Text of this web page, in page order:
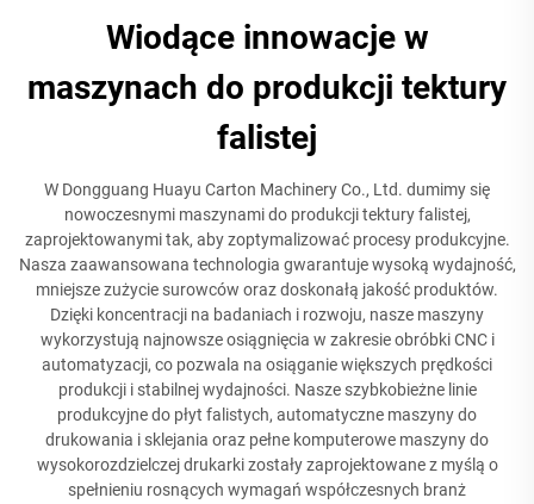
Wiodące innowacje w
maszynach do produkcji tektury
falistej
W Dongguang Huayu Carton Machinery Co., Ltd. dumimy się
nowoczesnymi maszynami do produkcji tektury falistej,
zaprojektowanymi tak, aby zoptymalizować procesy produkcyjne.
Nasza zaawansowana technologia gwarantuje wysoką wydajność,
mniejsze zużycie surowców oraz doskonałą jakość produktów.
Dzięki koncentracji na badaniach i rozwoju, nasze maszyny
wykorzystują najnowsze osiągnięcia w zakresie obróbki CNC i
automatyzacji, co pozwala na osiąganie większych prędkości
produkcji i stabilnej wydajności. Nasze szybkobieżne linie
produkcyjne do płyt falistych, automatyczne maszyny do
drukowania i sklejania oraz pełne komputerowe maszyny do
wysokorozdzielczej drukarki zostały zaprojektowane z myślą o
spełnieniu rosnących wymagań współczesnych branż